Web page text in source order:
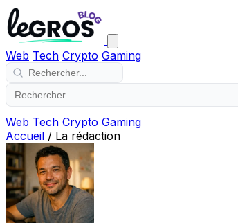
Web Tech Crypto Gaming
Web Tech Crypto Gaming
Accueil / La rédaction